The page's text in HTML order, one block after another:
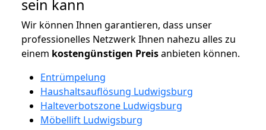
sein kann
Wir können Ihnen garantieren, dass unser
professionelles Netzwerk Ihnen nahezu alles zu
einem kostengünstigen Preisanbieten können.
Entrümpelung
Haushaltsauflösung Ludwigsburg
Halteverbotszone Ludwigsburg
Möbellift Ludwigsburg